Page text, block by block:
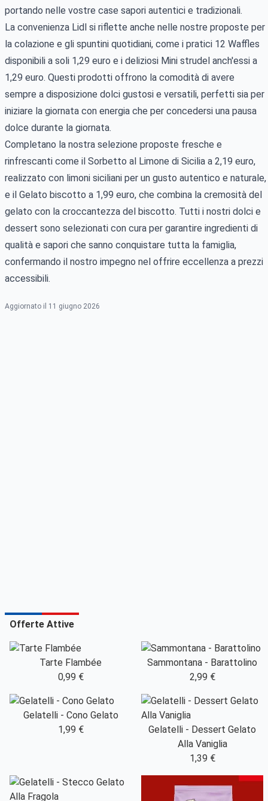
portando nelle vostre case sapori autentici e tradizionali.
La convenienza Lidl si riflette anche nelle nostre proposte per
la colazione e gli spuntini quotidiani, come i pratici 12 Waffles
disponibili a soli 1,29 euro e i deliziosi Mini strudel anch'essi a
1,29 euro. Questi prodotti offrono la comodità di avere
sempre a disposizione dolci gustosi e versatili, perfetti sia per
iniziare la giornata con energia che per concedersi una pausa
dolce durante la giornata.
Completano la nostra selezione proposte fresche e
rinfrescanti come il Sorbetto al Limone di Sicilia a 2,19 euro,
realizzato con limoni siciliani per un gusto autentico e naturale,
e il Gelato biscotto a 1,99 euro, che combina la cremosità del
gelato con la croccantezza del biscotto. Tutti i nostri dolci e
dessert sono selezionati con cura per garantire ingredienti di
qualità e sapori che sanno conquistare tutta la famiglia,
confermando il nostro impegno nel offrire eccellenza a prezzi
accessibili.
Aggiornato il 11 giugno 2026
Offerte Attive
Tarte Flambée
0,99 €
Sammontana - Barattolino
2,99 €
Gelatelli - Cono Gelato
1,99 €
Gelatelli - Dessert Gelato
Alla Vaniglia
1,39 €